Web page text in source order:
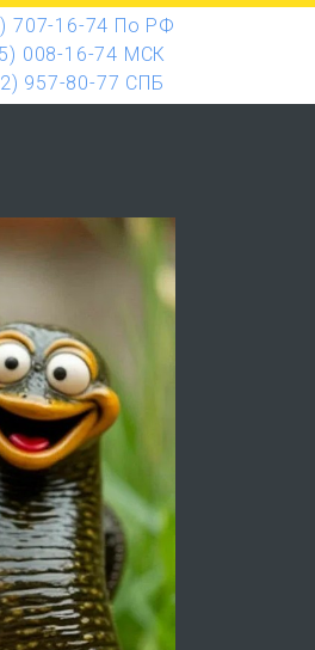
707-16-74 По РФ
008-16-74 МСК
957-80-77 СПБ